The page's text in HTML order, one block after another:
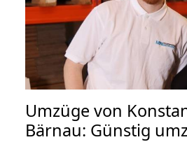
Umzüge von
Bärnau: Günstig